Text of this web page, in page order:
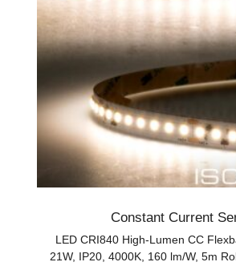
Constant Current
LED CRI840 High-Lumen CC
21W, IP20, 4000K, 160 lm/W, 5m